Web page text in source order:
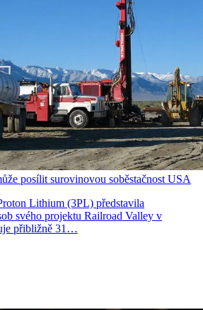
posílit surovinovou soběstačnost USA
Lithium (3PL) představila
svého projektu Railroad Valley v
přibližně 31…